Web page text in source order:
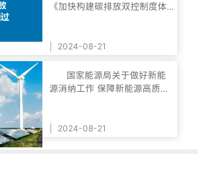
《加快构建碳排放双控制度体
2024-08-21
国家能源局关于做好新能
源消纳工作 保障新能源高质量
2024-08-21